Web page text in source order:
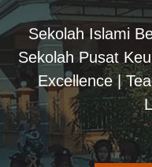
Sekolah Islami
Sekolah Pusat
Excellence |